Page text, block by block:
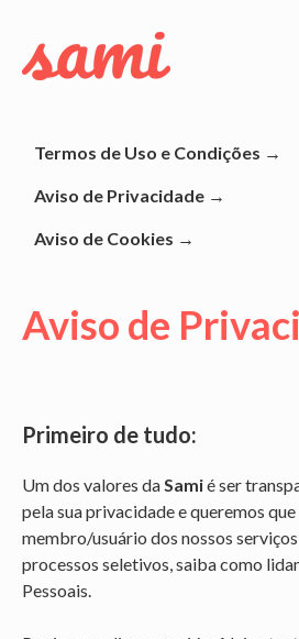
Termos de Uso e Condições →
Aviso de Privacidade →
Aviso de Cookies →
Aviso de
Primeiro de tudo:
Um dos valores da Samié ser
pela sua privacidade e queremos
membro/usuário dos nossos
processos seletivos, saiba como
Pessoais.